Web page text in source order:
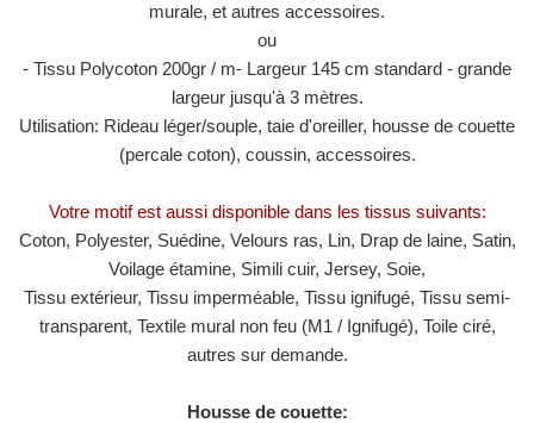
murale, et autres accessoires.
ou
- Tissu Polycoton 200gr / m- Largeur 145 cm standard - grande
largeur jusqu'à 3 mètres.
Utilisation: Rideau léger/souple, taie d'oreiller, housse de couette
(percale coton), coussin, accessoires.
Votre motif est aussi disponible dans les tissus suivants:
Coton, Polyester, Suédine, Velours ras, Lin, Drap de laine, Satin,
Voilage étamine, Simili cuir, Jersey, Soie,
Tissu extérieur, Tissu imperméable, Tissu ignifugé, Tissu semi-
transparent, Textile mural non feu (M1 / ​​Ignifugé), Toile ciré,
autres sur demande.
Housse de couette: